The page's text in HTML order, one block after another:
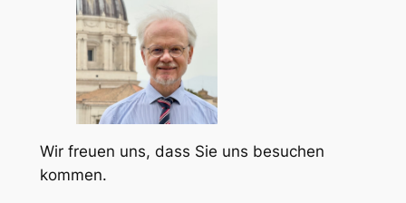
Wir freuen uns, dass Sie uns besuchen
kommen.